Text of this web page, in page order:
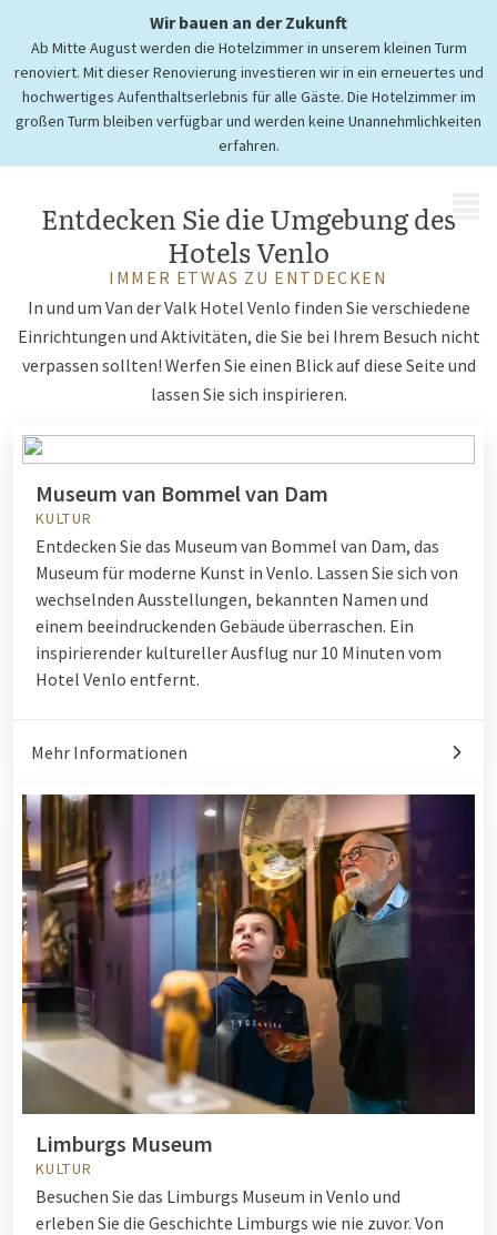
Wir bauen an der Zukunft
Ab Mitte August werden die Hotelzimmer in unserem kleinen Turm
renoviert. Mit dieser Renovierung investieren wir in ein erneuertes und
hochwertiges Aufenthaltserlebnis für alle Gäste. Die Hotelzimmer im
großen Turm bleiben verfügbar und werden keine Unannehmlichkeiten
erfahren.
Touristische Informationen
Hotel Venlo
Entdecken Sie die Umgebung des
Hotels Venlo
IMMER ETWAS ZU ENTDECKEN
In und um Van der Valk Hotel Venlo finden Sie verschiedene
Einrichtungen und Aktivitäten, die Sie bei Ihrem Besuch nicht
verpassen sollten! Werfen Sie einen Blick auf diese Seite und
lassen Sie sich inspirieren.
Museum van Bommel van Dam
KULTUR
Entdecken Sie das Museum van Bommel van Dam, das
Museum für moderne Kunst in Venlo. Lassen Sie sich von
wechselnden Ausstellungen, bekannten Namen und
einem beeindruckenden Gebäude überraschen. Ein
inspirierender kultureller Ausflug nur 10 Minuten vom
Hotel Venlo entfernt.
Mehr Informationen
Limburgs Museum
KULTUR
Besuchen Sie das Limburgs Museum in Venlo und
erleben Sie die Geschichte Limburgs wie nie zuvor. Von